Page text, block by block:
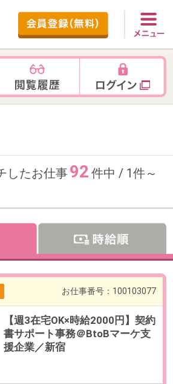
事
お仕事番号：100103077
宅OK×時給2000円】契約
ト事務＠BtoBマーケ支
新宿
歩5分 / 新宿三丁目
分 / 新宿駅 徒歩18